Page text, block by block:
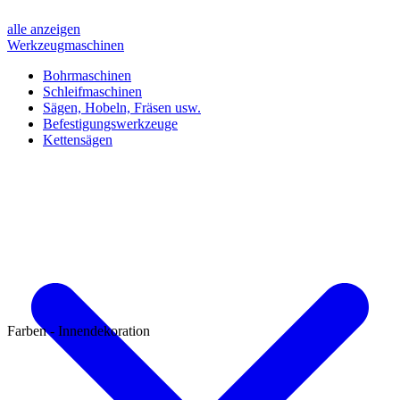
alle anzeigen
Werkzeugmaschinen
Bohrmaschinen
Schleifmaschinen
Sägen, Hobeln, Fräsen usw.
Befestigungswerkzeuge
Kettensägen
Farben - Innendekoration